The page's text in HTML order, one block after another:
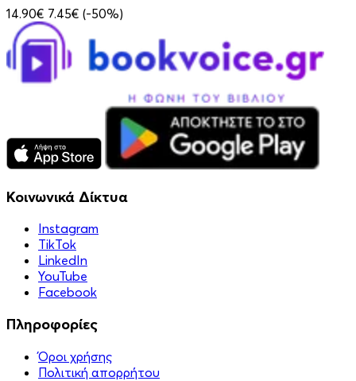
14.90€ 7.45€ (-50%)
Κοινωνικά Δίκτυα
Instagram
TikTok
LinkedIn
YouTube
Facebook
Πληροφορίες
Όροι χρήσης
Πολιτική απορρήτου